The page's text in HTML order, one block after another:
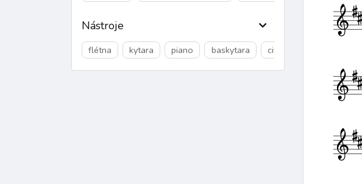
Nástroje
flétna kytara piano baskytara citera